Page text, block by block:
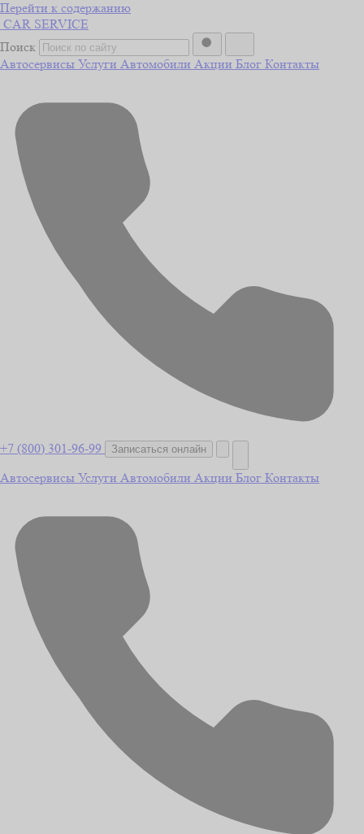
Перейти к содержанию
CAR SERVICE
Поиск
Автосервисы Услуги Автомобили Акции Блог Контакты
+7 (800) 301-96-99 Записаться онлайн
Автосервисы Услуги Автомобили Акции Блог Контакты